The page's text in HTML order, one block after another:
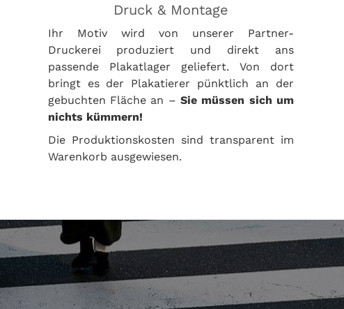
Druck & Montage
Ihr Motiv wird von unserer Partner-
Druckerei produziert und direkt ans
passende Plakatlager geliefert. Von dort
bringt es der Plakatierer pünktlich an der
gebuchten Fläche an – Sie müssen sich um
nichts kümmern!
Die Produktionskosten sind transparent im
Warenkorb ausgewiesen.